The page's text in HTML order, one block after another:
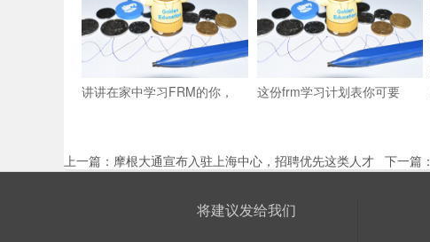
讲讲在家中学习FRM的你， 这份frm学习计划表你可要
上一篇： 摩根大通宣布入驻上海中心，招聘优先这类人才 下一篇：
将建议发给我们